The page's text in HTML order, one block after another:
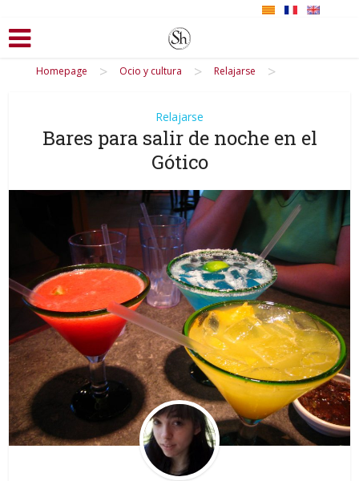
Homepage > Ocio y cultura > Relajarse >
Relajarse
Bares para salir de noche en el
Gótico